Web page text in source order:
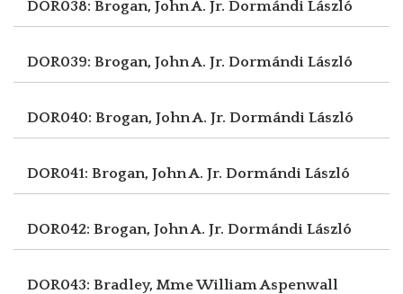
DOR038: Brogan, John A. Jr. Dormándi László
DOR039: Brogan, John A. Jr. Dormándi László
DOR040: Brogan, John A. Jr. Dormándi László
DOR041: Brogan, John A. Jr. Dormándi László
DOR042: Brogan, John A. Jr. Dormándi László
DOR043: Bradley, Mme William Aspenwall